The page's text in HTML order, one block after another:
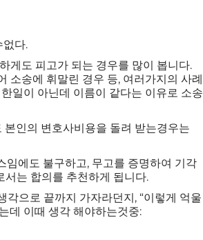
없다.
게도 피고가 되는 경우를 많이 봅니다.
소송에 휘말린 경우 등, 여러가지의 사례
일이 아닌데 이름이 같다는 이유로 소송
인의 변호사비용을 돌려 받는경우는
임에도 불구하고, 무고를 증명하여 기각
는 합의를 추천하게 됩니다.
각으로 끝까지 가자라던지, “이렇게 억울
데 이때 생각 해야하는것중: